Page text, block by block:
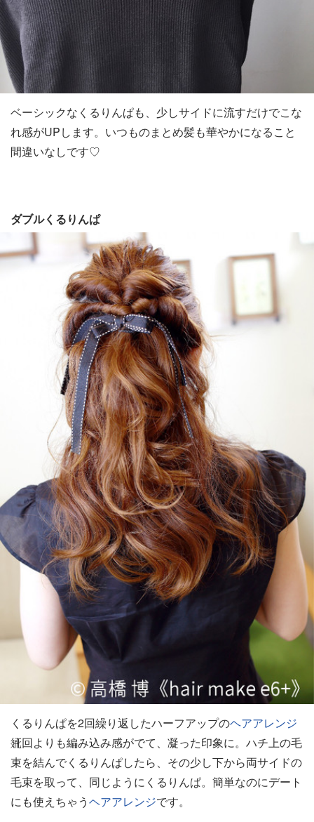
ベーシックなくるりんぱも、少しサイドに流すだけでこな
れ感がUPします。いつものまとめ髪も華やかになること
間違いなしです♡
ダブルくるりんぱ
くるりんぱを2回繰り返したハーフアップのヘアアレンジ
𗿋回よりも編み込み感がでて、凝った印象に。ハチ上の毛
束を結んでくるりんぱしたら、その少し下から両サイドの
毛束を取って、同じようにくるりんぱ。簡単なのにデート
にも使えちゃうヘアアレンジです。